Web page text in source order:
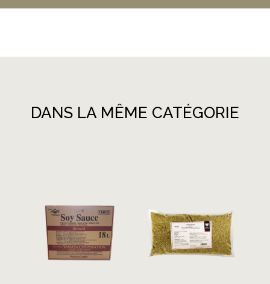
DANS LA MÊME CATÉGORIE